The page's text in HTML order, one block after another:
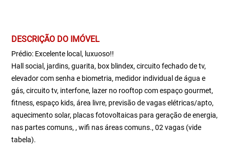
DESCRIÇÃO DO IMÓVEL
Prédio: Excelente local, luxuoso!!
Hall social, jardins, guarita, box blindex, circuito fechado de tv,
elevador com senha e biometria, medidor individual de água e
gás, circuito tv, interfone, lazer no rooftop com espaço gourmet,
fitness, espaço kids, área livre, previsão de vagas elétricas/apto,
aquecimento solar, placas fotovoltaicas para geração de energia,
nas partes comuns, , wifi nas áreas comuns., 02 vagas (vide
tabela).